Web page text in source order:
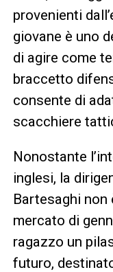
provenienti
giovane è uno
di agire come
braccetto
consente di
scacchiere
Nonostante
inglesi, la
Bartesaghi non
mercato di
ragazzo un
futuro,